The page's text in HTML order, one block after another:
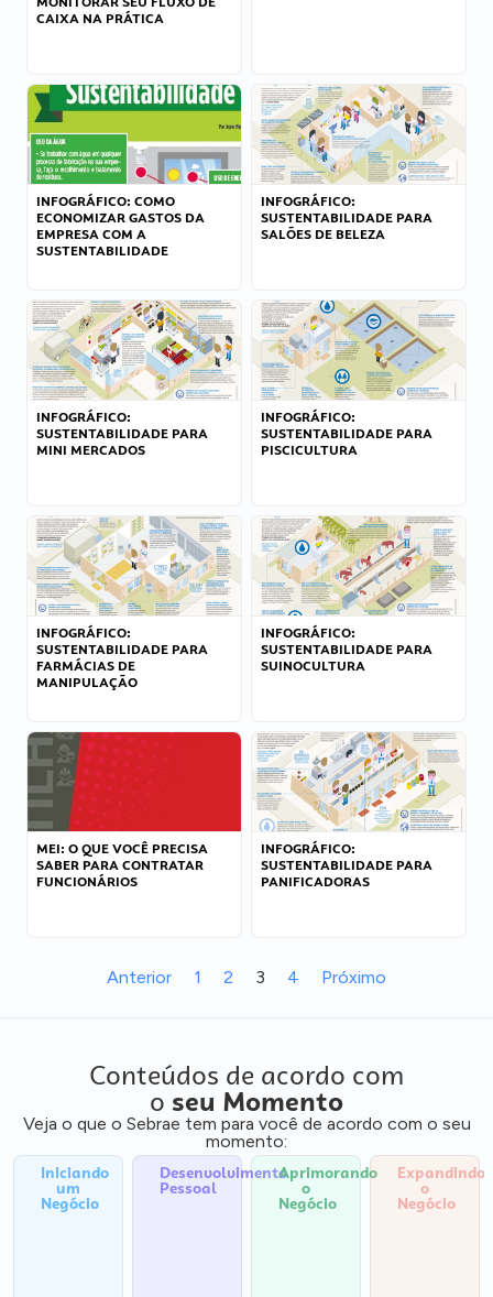
CAIXA NA PRÁTICA
INFOGRÁFICO: COMO
ECONOMIZAR GASTOS DA
EMPRESA COM A
SUSTENTABILIDADE
INFOGRÁFICO:
SUSTENTABILIDADE PARA
SALÕES DE BELEZA
INFOGRÁFICO:
SUSTENTABILIDADE PARA
MINI MERCADOS
INFOGRÁFICO:
SUSTENTABILIDADE PARA
PISCICULTURA
INFOGRÁFICO:
SUSTENTABILIDADE PARA
FARMÁCIAS DE
MANIPULAÇÃO
INFOGRÁFICO:
SUSTENTABILIDADE PARA
SUINOCULTURA
MEI: O QUE VOCÊ PRECISA
SABER PARA CONTRATAR
FUNCIONÁRIOS
INFOGRÁFICO:
SUSTENTABILIDADE PARA
PANIFICADORAS
Anterior 1 2 3 4 Próximo
Conteúdos de acordo com
o seu Momento
Veja o que o Sebrae tem para você de acordo com o seu
momento:
Iniciando
um
Negócio
Desenvolvimento
Pessoal
Aprimorando
o
Negócio
Expandindo
o
Negócio